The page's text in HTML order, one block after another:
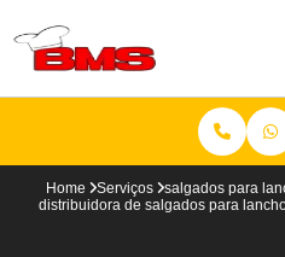
Home Serviços salgados para
distribuidora de salgados para